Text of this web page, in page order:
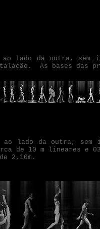
lado da outra, sem
As bases das
ao lado da outra,
de 10 m lineares e
2,10m.